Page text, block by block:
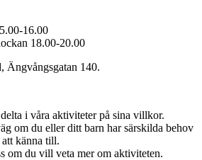
16.00
18.00-20.00
Ängvångsgatan 140.
i våra aktiviteter på sina villkor.
om du eller ditt barn har särskilda behov
känna till.
om du vill veta mer om aktiviteten.